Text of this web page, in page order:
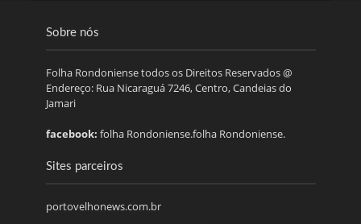
Sobre nós
Folha Rondoniense todos os Direitos Reservados @
Endereço: Rua Nicaraguá 7246, Centro, Candeias do
Jamari
facebook: folha Rondoniense.folha Rondoniense.
Sites parceiros
portovelhonews.com.br